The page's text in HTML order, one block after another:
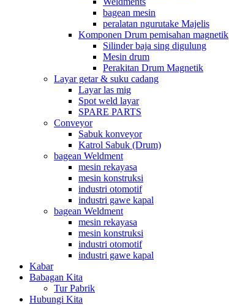
bagean mesin
peralatan ngurutake Majelis
Komponen Drum pemisahan magnetik
Silinder baja sing digulung
Mesin drum
Perakitan Drum Magnetik
Layar getar & suku cadang
Layar las mig
Spot weld layar
SPARE PARTS
Conveyor
Sabuk konveyor
Katrol Sabuk (Drum)
bagean Weldment
mesin rekayasa
mesin konstruksi
industri otomotif
industri gawe kapal
bagean Weldment
mesin rekayasa
mesin konstruksi
industri otomotif
industri gawe kapal
Kabar
Babagan Kita
Tur Pabrik
Hubungi Kita